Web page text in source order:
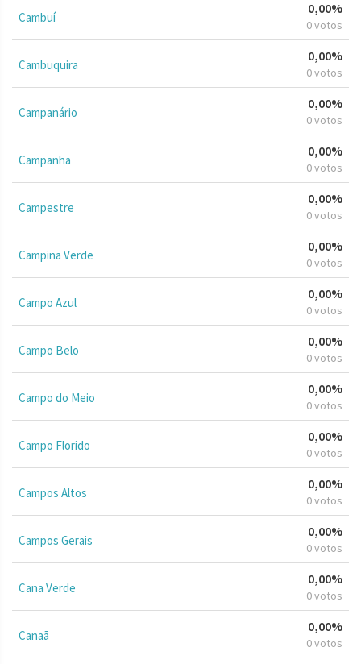
Cambuí
0,00%
0 votos
Cambuquira
0,00%
0 votos
Campanário
0,00%
0 votos
Campanha
0,00%
0 votos
Campestre
0,00%
0 votos
Campina Verde
0,00%
0 votos
Campo Azul
0,00%
0 votos
Campo Belo
0,00%
0 votos
Campo do Meio
0,00%
0 votos
Campo Florido
0,00%
0 votos
Campos Altos
0,00%
0 votos
Campos Gerais
0,00%
0 votos
Cana Verde
0,00%
0 votos
Canaã
0,00%
0 votos